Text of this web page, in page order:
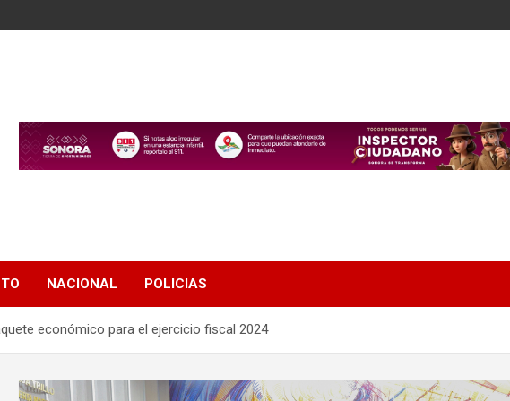
NACIONAL POLICIAS
económico para el ejercicio fiscal 2024